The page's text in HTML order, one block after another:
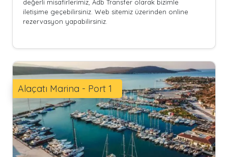
değerli misafirlerimiz, Adb Transfer olarak bizimle
iletişime geçebilirsiniz. Web sitemiz üzerinden online
rezervasyon yapabilirsiniz.
Alaçatı Marina - Port 1